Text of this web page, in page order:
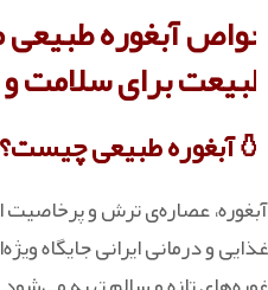
خواص آبغوره
طبیعت برای سلامت
🍶 آبغوره طبیعی چیست؟
آبغوره، عصاره‌ی ترش و
غذایی و درمانی ایرانی جایگاه